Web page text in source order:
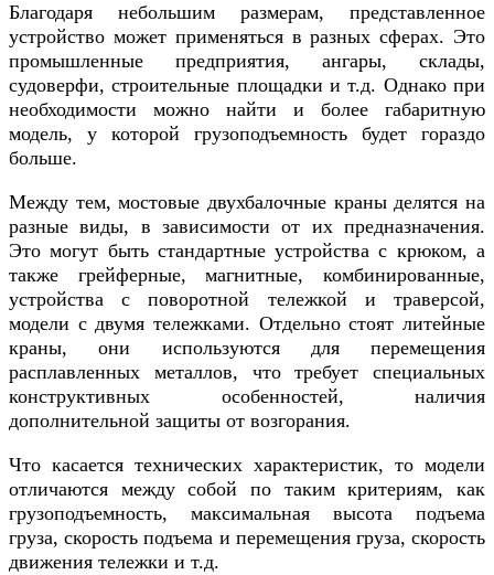
Благодаря небольшим размерам, представленное
устройство может применяться в разных сферах. Это
промышленные предприятия, ангары, склады,
судоверфи, строительные площадки и т.д. Однако при
необходимости можно найти и более габаритную
модель, у которой грузоподъемность будет гораздо
больше.
Между тем, мостовые двухбалочные краны делятся на
разные виды, в зависимости от их предназначения.
Это могут быть стандартные устройства с крюком, а
также грейферные, магнитные, комбинированные,
устройства с поворотной тележкой и траверсой,
модели с двумя тележками. Отдельно стоят литейные
краны, они используются для перемещения
расплавленных металлов, что требует специальных
конструктивных особенностей, наличия
дополнительной защиты от возгорания.
Что касается технических характеристик, то модели
отличаются между собой по таким критериям, как
грузоподъемность, максимальная высота подъема
груза, скорость подъема и перемещения груза, скорость
движения тележки и т.д.